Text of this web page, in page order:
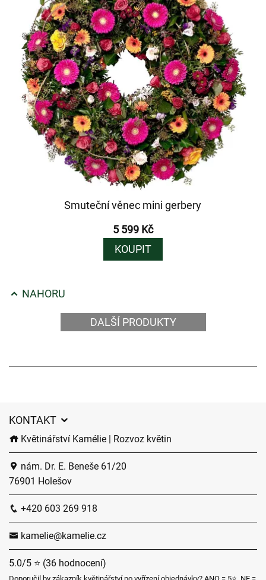
Smuteční věnec mini gerbery
5 599 Kč
KOUPIT
NAHORU
DALŠÍ PRODUKTY
KONTAKT
Květinářství Kamélie | Rozvoz květin
nám. Dr. E. Beneše 61/20
76901 Holešov
+420 603 269 918
kamelie@kamelie.cz
5.0/5 ⭐ (36 hodnocení)